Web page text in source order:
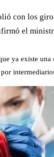
con los
el
ya existe una